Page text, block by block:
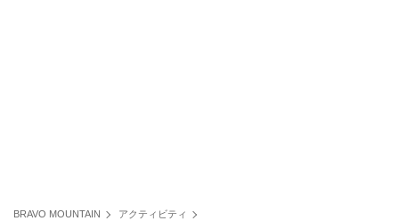
BRAVO MOUNTAIN
アクティビティ